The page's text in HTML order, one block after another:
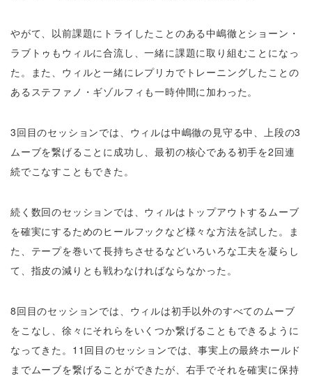
やがて、以前課題にトライしたことのある中嶋徹とショーン・
ラブトゥもウィルに合流し、一緒に課題に取り組むことになっ
た。また、ウィルと一緒にレプリカでトレーニングしたことの
あるステファノ・ギゾルフィも一時仲間に加わった。
3回目のセッションでは、ウィルは中嶋徹の見守る中、上段の3
ムーブを繋げることに成功し、最初の核心である初手を2回連
続でこなすこともできた。
続く数回のセッションでは、ウィルはトップアウトするムーブ
を確実にするためのヒールフックなど様々な方法を試した。ま
た、テープを巻いて長持ちさせるなどいろいろな工夫を凝らし
て、指皮の減りとも戦わなければならなかった。
8回目のセッションでは、ウィルは初手以外のすべてのムーブ
をこなし、徐々にそれらをいくつか繋げることもできるように
なってきた。11回目のセッションでは、事実上の最終ホールド
までムーブを繋げることができたが、右手でそれを確実に保持